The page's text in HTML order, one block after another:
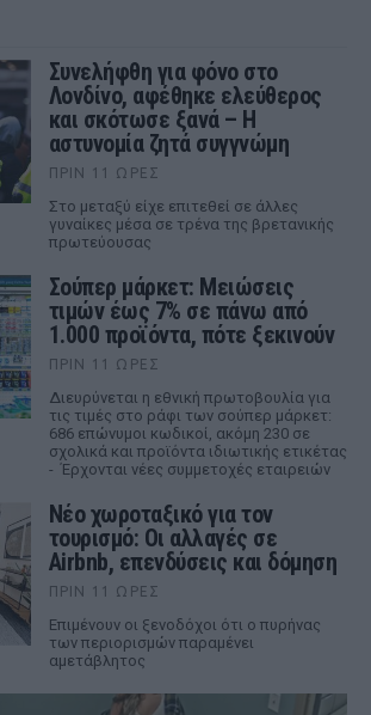
Συνελήφθη για φόνο στο
Λονδίνο, αφέθηκε ελεύθερος
και σκότωσε ξανά – Η
αστυνομία ζητά συγγνώμη
ΠΡΙΝ 11 ΏΡΕΣ
Στο μεταξύ είχε επιτεθεί σε άλλες
γυναίκες μέσα σε τρένα της βρετανικής
πρωτεύουσας
Σούπερ μάρκετ: Μειώσεις
τιμών έως 7% σε πάνω από
1.000 προϊόντα, πότε ξεκινούν
ΠΡΙΝ 11 ΏΡΕΣ
Διευρύνεται η εθνική πρωτοβουλία για
τις τιμές στο ράφι των σούπερ μάρκετ:
686 επώνυμοι κωδικοί, ακόμη 230 σε
σχολικά και προϊόντα ιδιωτικής ετικέτας
- Έρχονται νέες συμμετοχές εταιρειών
Νέο χωροταξικό για τον
τουρισμό: Οι αλλαγές σε
Airbnb, επενδύσεις και δόμηση
ΠΡΙΝ 11 ΏΡΕΣ
Επιμένουν οι ξενοδόχοι ότι ο πυρήνας
των περιορισμών παραμένει
αμετάβλητος